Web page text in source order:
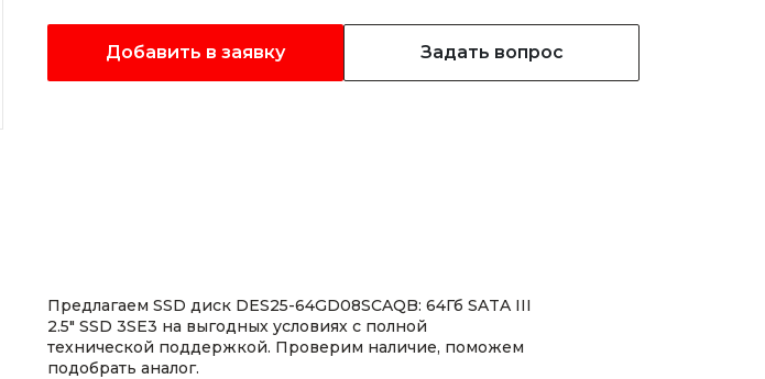
Добавить в заявку Задать вопрос
Предлагаем SSD диск DES25-64GD08SCAQB: 64Гб SATA III
2.5" SSD 3SE3 на выгодных условиях с полной
технической поддержкой. Проверим наличие, поможем
подобрать аналог.